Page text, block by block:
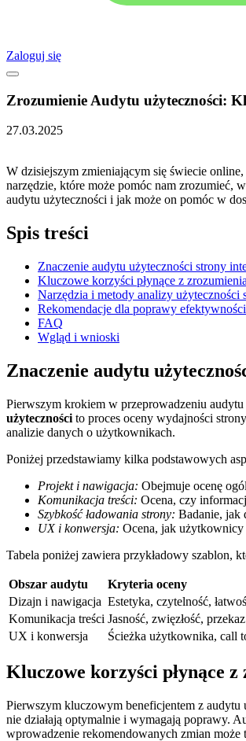
Zaloguj się
Zrozumienie Audytu użyteczności:
27.03.2025
W dzisiejszym zmieniającym się⁣ świecie
narzędzie, które może⁢ pomóc nam zrozumieć,
audytu‍ użyteczności i ⁤jak ‌może ⁤on pomóc w
Spis treści
Znaczenie audytu⁢ użyteczności strony
Kluczowe korzyści płynące z
Narzędzia​ i metody analizy⁣ użyteczności
Rekomendacje⁣ dla poprawy
FAQ
Wgląd⁢ i wnioski
Znaczenie audytu
Pierwszym krokiem w ⁤przeprowadzeniu
użyteczności to proces ⁣oceny wydajności
⁢analizie danych o użytkownikach.
Poniżej przedstawiamy kilka podstawowych
Projekt i nawigacja: Obejmuje ocenę
Komunikacja ‍treści: Ocena, czy
Szybkość ładowania‍ strony: Badanie, jak
UX ⁢i konwersja: ​Ocena, jak⁢ użytkownicy⁣
Tabela⁣ poniżej zawiera przykładowy szablon,
Obszar audytu Kryteria oceny
Dizajn i nawigacja Estetyka, czytelność,
Komunikacja treści Jasność, zwięzłość,
UX i konwersja
Ścieżka⁤ użytkownika, call
Kluczowe korzyści płynące
Pierwszym kluczowym⁢ beneficjentem‍ z audytu
nie działają optymalnie i wymagają poprawy.
wprowadzenie⁣ rekomendowanych ‍zmian może